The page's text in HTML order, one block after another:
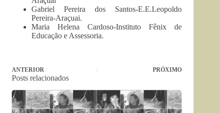
Gabriel Pereira dos Santos-E.E.Leopoldo
Pereira-Araçuai.
Maria Helena Cardoso-Instituto Fênix de
Educação e Assessoria.
ANTERIOR PRÓXIMO
Posts relacionados